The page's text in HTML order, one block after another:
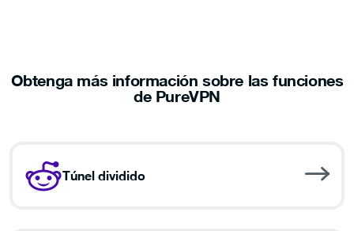
Obtenga más información sobre las funciones
de PureVPN
Túnel dividido